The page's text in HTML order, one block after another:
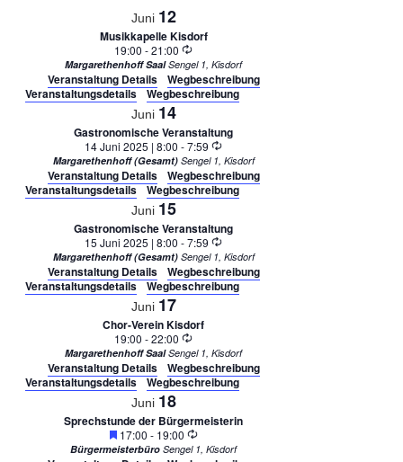
Juni 12
Musikkapelle Kisdorf
19:00 -21:00 Wiederholung
Margarethenhoff Saal Sengel 1, Kisdorf
Veranstaltung Details
Wegbeschreibung
Veranstaltungsdetails
Wegbeschreibung
Juni 14
Gastronomische Veranstaltung
14 Juni 2025 | 8:00 -7:59 Wiederholung
Margarethenhoff (Gesamt) Sengel 1, Kisdorf
Veranstaltung Details
Wegbeschreibung
Veranstaltungsdetails
Wegbeschreibung
Juni 15
Gastronomische Veranstaltung
15 Juni 2025 | 8:00 -7:59 Wiederholung
Margarethenhoff (Gesamt) Sengel 1, Kisdorf
Veranstaltung Details
Wegbeschreibung
Veranstaltungsdetails
Wegbeschreibung
Juni 17
Chor-Verein Kisdorf
19:00 -22:00 Wiederholung
Margarethenhoff Saal Sengel 1, Kisdorf
Veranstaltung Details
Wegbeschreibung
Veranstaltungsdetails
Wegbeschreibung
Juni 18
Sprechstunde der Bürgermeisterin
Empfohlen
17:00 - 19:00 Wiederholung
Bürgermeisterbüro Sengel 1, Kisdorf